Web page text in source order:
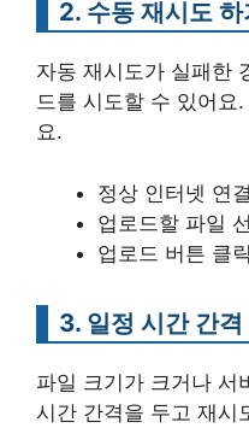
2. 수동 재시도 하
자동 재시도가 실패한
드를 시도할 수 있어요
요.
정상 인터넷 연
업로드할 파일
업로드 버튼 클릭
3. 일정 시간 간격
파일 크기가 크거나 서
시간 간격을 두고 재시